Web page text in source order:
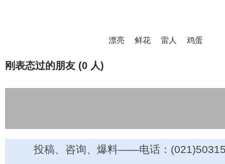
漂亮 鲜花 雷人 鸡蛋
刚表态过的朋友 (0 人)
投稿、咨询、爆料——电话：